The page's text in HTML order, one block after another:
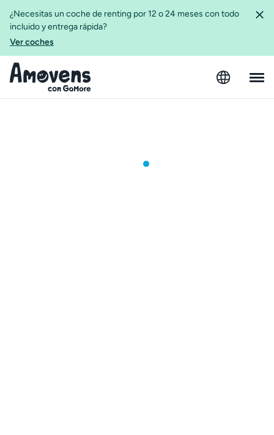
¿Necesitas un coche de renting por 12 o 24 meses con todo
incluido y entrega rápida?
Ver coches